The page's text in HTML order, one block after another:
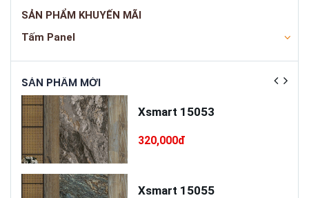
SẢN PHẨM KHUYẾN MÃI
Tấm Panel
SẢN PHẨM MỚI
Xsmart 15053
320,000đ
Xsmart 15055